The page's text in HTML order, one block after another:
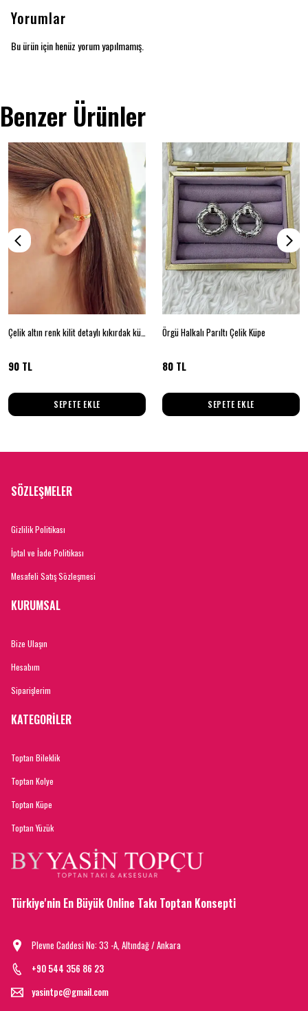
Yorumlar
Bu ürün için henüz yorum yapılmamış.
Benzer Ürünler
Çelik altın renk kilit detaylı kıkırdak küpe
90 TL
SEPETE EKLE
Örgü Halkalı Parıltı Çelik Küpe
80 TL
SEPETE EKLE
SÖZLEŞMELER
Gizlilik Politikası
İptal ve İade Politikası
Mesafeli Satış Sözleşmesi
KURUMSAL
Bize Ulaşın
Hesabım
Siparişlerim
KATEGORİLER
Toptan Bileklik
Toptan Kolye
Toptan Küpe
Toptan Yüzük
Türkiye'nin En Büyük Online Takı Toptan Konsepti
Plevne Caddesi No: 33 -A, Altındağ / Ankara
+90 544 356 86 23
yasintpc@gmail.com